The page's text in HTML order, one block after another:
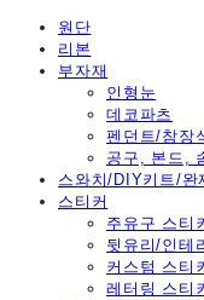
원단
리본
부자재
인형눈
데코파츠
펜던트/참장
공구, 본드,
스와치/DIY키트/완
스티커
주유구 스티
뒷유리/인테
커스텀 스티
레터링 스티